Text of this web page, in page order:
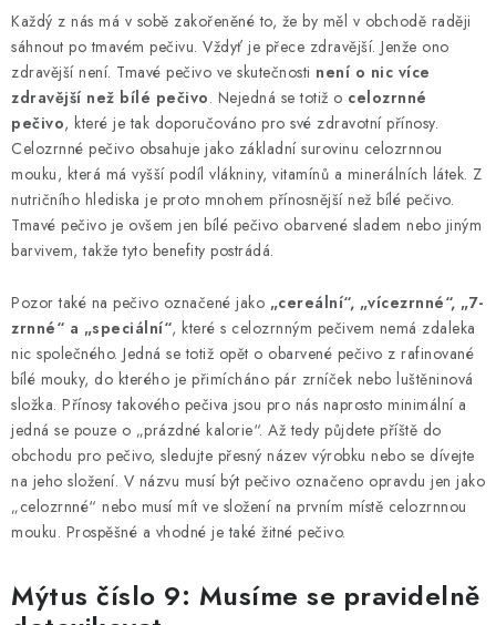
Každý z nás má v sobě zakořeněné to, že by měl v obchodě raději
sáhnout po tmavém pečivu. Vždyť je přece zdravější. Jenže ono
zdravější není. Tmavé pečivo ve skutečnosti není o nic více
zdravější než bílé pečivo. Nejedná se totiž o celozrnné
pečivo, které je tak doporučováno pro své zdravotní přínosy.
Celozrnné pečivo obsahuje jako základní surovinu celozrnnou
mouku, která má vyšší podíl vlákniny, vitamínů a minerálních látek. Z
nutričního hlediska je proto mnohem přínosnější než bílé pečivo.
Tmavé pečivo je ovšem jen bílé pečivo obarvené sladem nebo jiným
barvivem, takže tyto benefity postrádá.
Pozor také na pečivo označené jako „cereální“, „vícezrnné“, „7-
zrnné“ a „speciální“, které s celozrnným pečivem nemá zdaleka
nic společného. Jedná se totiž opět o obarvené pečivo z rafinované
bílé mouky, do kterého je přimícháno pár zrníček nebo luštěninová
složka. Přínosy takového pečiva jsou pro nás naprosto minimální a
jedná se pouze o „prázdné kalorie“. Až tedy půjdete příště do
obchodu pro pečivo, sledujte přesný název výrobku nebo se dívejte
na jeho složení. V názvu musí být pečivo označeno opravdu jen jako
„celozrnné“ nebo musí mít ve složení na prvním místě celozrnnou
mouku. Prospěšné a vhodné je také žitné pečivo.
Mýtus číslo 9: Musíme se pravidelně